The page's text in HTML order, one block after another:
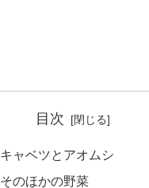
目次
キャベツとアオムシ
そのほかの野菜